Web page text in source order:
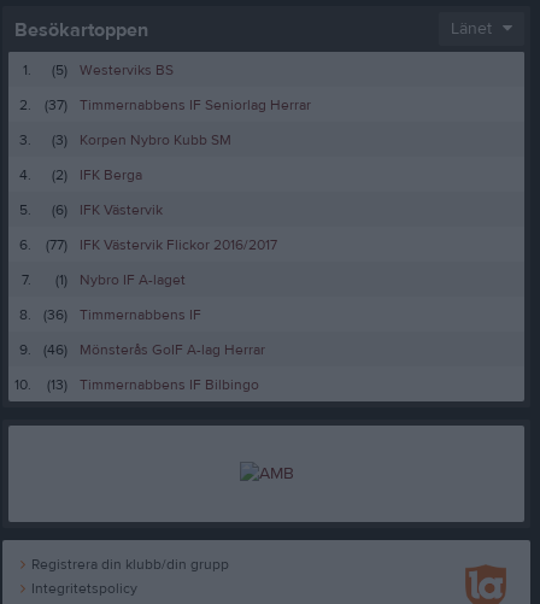
Besökartoppen Länet
1. (5)
Westerviks BS
2.
(37)
Timmernabbens IF Seniorlag Herrar
3.
(3)
Korpen Nybro Kubb SM
4.
(2)
IFK Berga
5.
(6)
IFK Västervik
6.
(77)
IFK Västervik Flickor 2016/2017
7.
(1)
Nybro IF A-laget
8.
(36)
Timmernabbens IF
9.
(46)
Mönsterås GoIF A-lag Herrar
10.
(13) Timmernabbens IF Bilbingo
Registrera din klubb/din grupp
Integritetspolicy